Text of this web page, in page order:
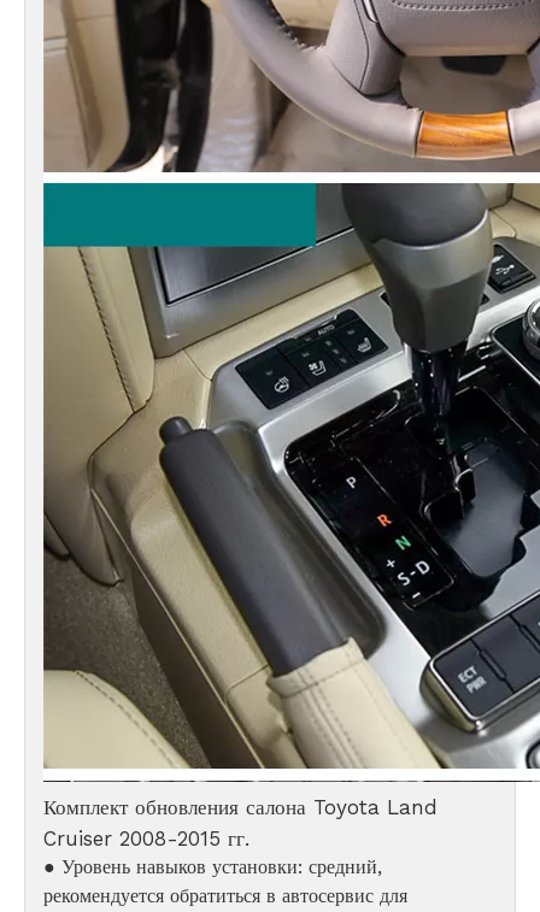
Комплект обновления салона Toyota Land
Cruiser 2008-2015 гг.
● Уровень навыков установки: средний,
рекомендуется обратиться в автосервис для